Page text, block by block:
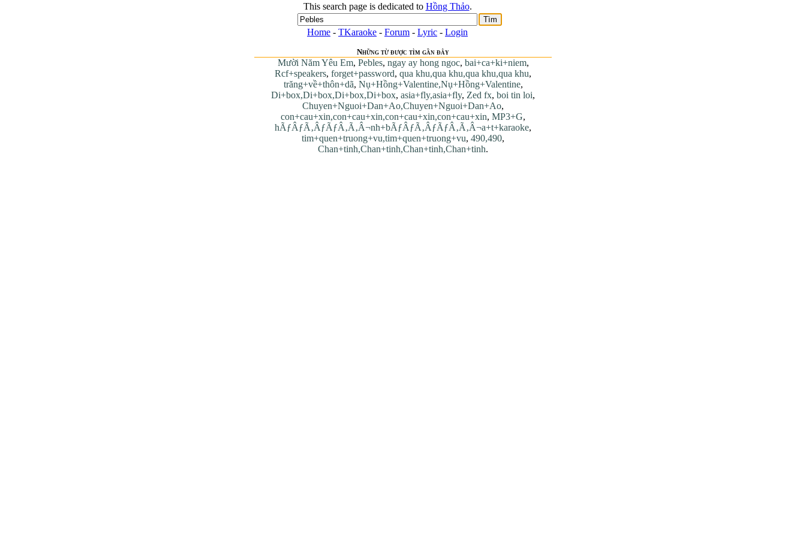
This search page is dedicated to Hồng Thảo.
Home - TKaraoke - Forum - Lyric - Login
Những từ được tìm gần đây
Mười Năm Yêu Em, Pebles, ngay ay hong ngoc, bai+ca+ki+niem,
Rcf+speakers, forget+password, qua khu,qua khu,qua khu,qua khu,
trăng+về+thôn+dã, Nụ+Hồng+Valentine,Nụ+Hồng+Valentine,
Di+box,Di+box,Di+box,Di+box, asia+fly,asia+fly, Zed fx, boi tin loi,
Chuyen+Nguoi+Dan+Ao,Chuyen+Nguoi+Dan+Ao,
con+cau+xin,con+cau+xin,con+cau+xin,con+cau+xin, MP3+G,
hÃƒÂƒÃ‚ÂƒÃƒÂ‚Ã‚Â¬nh+bÃƒÂƒÃ‚ÂƒÃƒÂ‚Ã‚Â¬a+t+karaoke,
tim+quen+truong+vu,tim+quen+truong+vu, 490,490,
Chan+tinh,Chan+tinh,Chan+tinh,Chan+tinh.